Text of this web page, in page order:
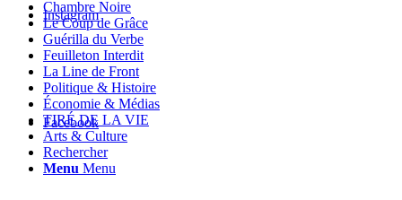
Instagram
Facebook
Chambre Noire
Le Coup de Grâce
Guérilla du Verbe
Feuilleton Interdit
La Line de Front
Politique & Histoire
Économie & Médias
TIRÉ DE LA VIE
Arts & Culture
Rechercher
Menu Menu